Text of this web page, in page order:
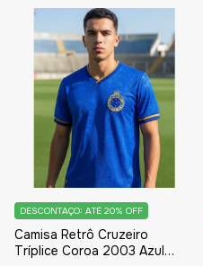
Camisa Retrô Cruzeiro
Tríplice Coroa 2003 Azul
DESCONTAÇO: ATÉ 20% OFF